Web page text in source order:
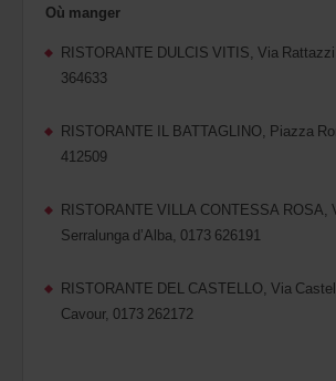
Où manger
RISTORANTE DULCIS VITIS, Via
364633
RISTORANTE IL BATTAGLINO, Piazza
412509
RISTORANTE VILLA CONTESSA ROSA,
Serralunga d’Alba, 0173 626191
RISTORANTE DEL CASTELLO, Via
Cavour, 0173 262172